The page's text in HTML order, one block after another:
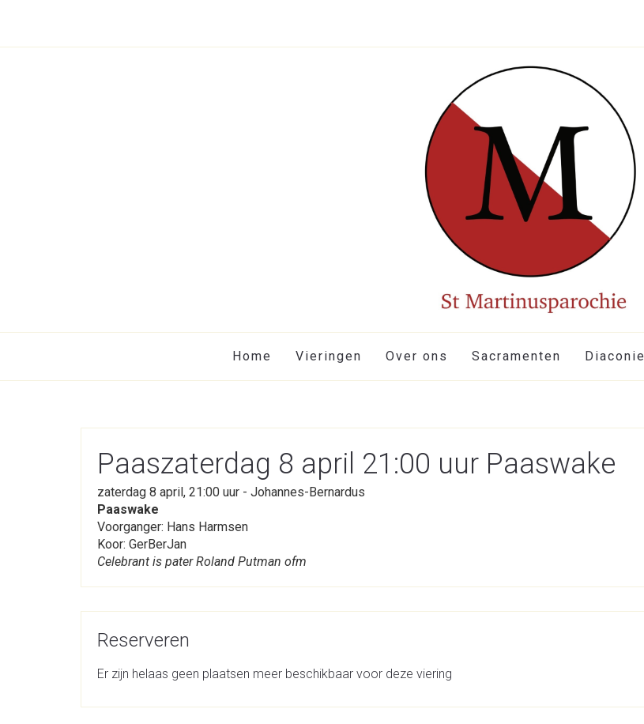
Home Vieringen Over ons Sacramenten Diaconie
Paaszaterdag 8 april 21:00 uur Paaswake
zaterdag 8 april, 21:00 uur - Johannes-Bernardus
Paaswake
Voorganger: Hans Harmsen
Koor: GerBerJan
Celebrant is pater Roland Putman ofm
Reserveren
Er zijn helaas geen plaatsen meer beschikbaar voor deze viering